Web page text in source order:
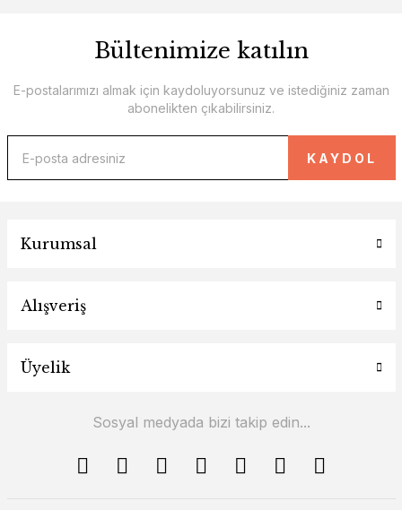
Bültenimize katılın
E-postalarımızı almak için kaydoluyorsunuz ve istediğiniz zaman
abonelikten çıkabilirsiniz.
KAYDOL
Kurumsal
Alışveriş
Üyelik
Sosyal medyada bizi takip edin...